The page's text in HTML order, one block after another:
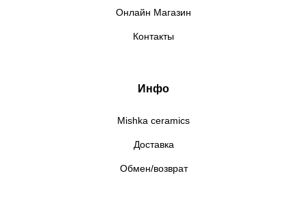
Онлайн Магазин
Контакты
Инфо
Mishka ceramics
Доставка
Обмен/возврат